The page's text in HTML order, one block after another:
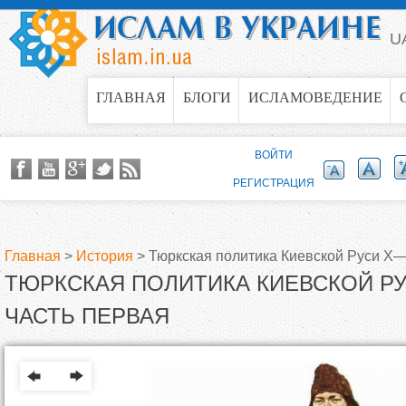
Jump to navigation
ГЛАВНАЯ БЛОГИ ИСЛАМОВЕДЕНИЕ
В
ы
Главная > История > Тюркская политика Киевской Руси
ТЮРКСКАЯ ПОЛИТИКА КИЕВСКОЙ
ЧАСТЬ ПЕРВАЯ
ВОЙТИ
РЕГИСТРАЦИЯ